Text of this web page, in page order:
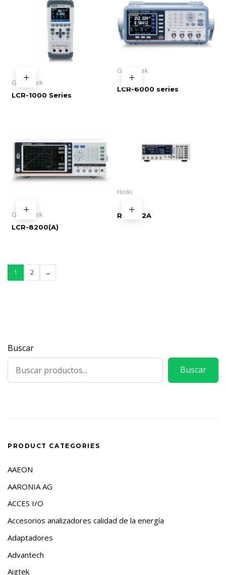
GW Instek
LCR-1000 Series
GW Instek
LCR-6000 series
GW Instek
LCR-8200(A)
Hioki
RM3542A
1 2 →
Buscar
Buscar
PRODUCT CATEGORIES
AAEON
AARONIA AG
ACCES I/O
Accesorios analizadores calidad de la energía
Adaptadores
Advantech
Aigtek